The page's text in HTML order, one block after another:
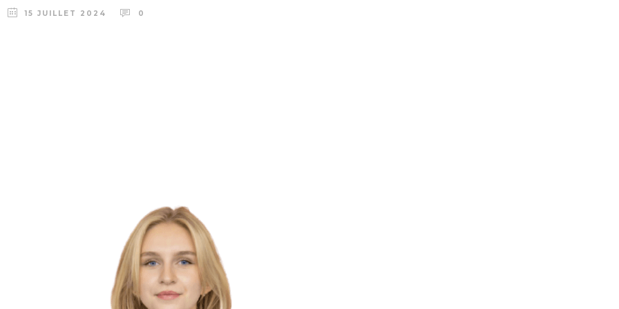
15 JUILLET 2024 0